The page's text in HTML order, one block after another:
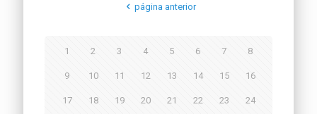
página anterior
1 2 3 4 5 6 7 8
9 10 11 12 13 14 15 16
17 18 19 20 21 22 23 24